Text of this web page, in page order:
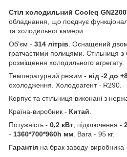
Стіл холодильний Cooleq
обладнання, що поєднує
та холодильної камери.
Об'єм - 314 літрів . Оснащений
гратчастими полицями. Стільниця з
розміщення холодильного агрегату.
Температурний режим - від -2 до
охолодження. Холодоагент - R290.
Корпус та стільниця виконані з
Країна-виробник - Китай
Потужність - 0,2 кВт; підключення -
- 1360*700*960h мм . Вага - 95 кг.
Гарантія на брак заводу-виробника